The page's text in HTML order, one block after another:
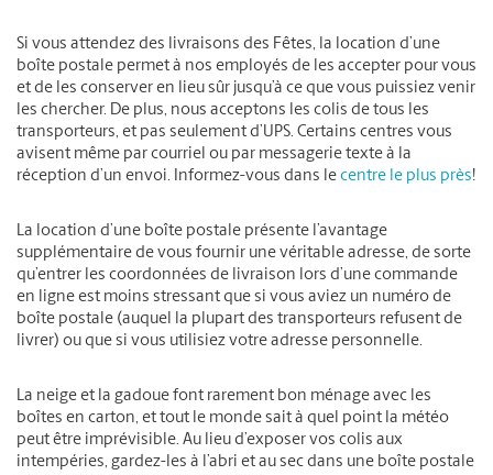
Si vous attendez des livraisons des Fêtes, la location d’une
boîte postale permet à nos employés de les accepter pour vous
et de les conserver en lieu sûr jusqu’à ce que vous puissiez venir
les chercher. De plus, nous acceptons les colis de tous les
transporteurs, et pas seulement d’UPS. Certains centres vous
avisent même par courriel ou par messagerie texte à la
réception d’un envoi. Informez-vous dans le centre le plus près!
La location d’une boîte postale présente l’avantage
supplémentaire de vous fournir une véritable adresse, de sorte
qu’entrer les coordonnées de livraison lors d’une commande
en ligne est moins stressant que si vous aviez un numéro de
boîte postale (auquel la plupart des transporteurs refusent de
livrer) ou que si vous utilisiez votre adresse personnelle.
La neige et la gadoue font rarement bon ménage avec les
boîtes en carton, et tout le monde sait à quel point la météo
peut être imprévisible. Au lieu d’exposer vos colis aux
intempéries, gardez-les à l’abri et au sec dans une boîte postale